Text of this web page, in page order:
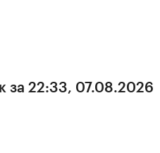
за 22:33, 07.08.2026